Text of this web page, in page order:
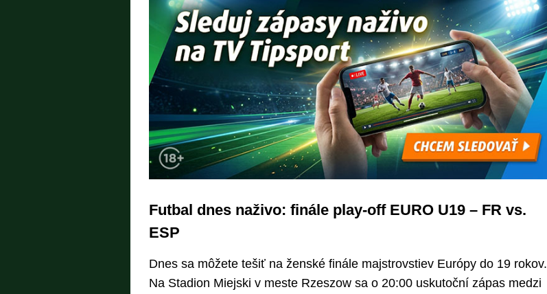
Futbal dnes naživo: finále play-off EURO U19 – FR vs.
ESP
Dnes sa môžete tešiť na ženské finále majstrovstiev Európy do 19 rokov.
Na Stadion Miejski v meste Rzeszow sa o 20:00 uskutoční zápas medzi